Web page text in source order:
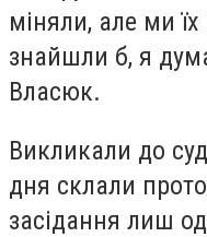
міняли, але ми
знайшли б, я
Власюк.
Викликали до
дня склали
засідання лиш